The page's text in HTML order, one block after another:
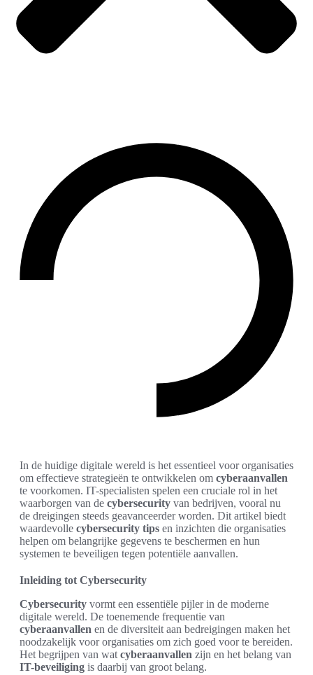
In de huidige digitale wereld is het essentieel voor organisaties
om effectieve strategieën te ontwikkelen om cyberaanvallen
te voorkomen. IT-specialisten spelen een cruciale rol in het
waarborgen van de cybersecurity van bedrijven, vooral nu
de dreigingen steeds geavanceerder worden. Dit artikel biedt
waardevolle cybersecurity tips en inzichten die organisaties
helpen om belangrijke gegevens te beschermen en hun
systemen te beveiligen tegen potentiële aanvallen.
Inleiding tot Cybersecurity
Cybersecurity vormt een essentiële pijler in de moderne
digitale wereld. De toenemende frequentie van
cyberaanvallen en de diversiteit aan bedreigingen maken het
noodzakelijk voor organisaties om zich goed voor te bereiden.
Het begrijpen van wat cyberaanvallen zijn en het belang van
IT-beveiliging is daarbij van groot belang.